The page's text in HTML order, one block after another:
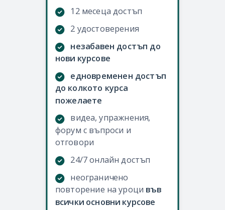
12 месеца достъп
2 удостоверения
незабавен достъп до
нови курсове
едновременен достъп
до колкото курса
пожелаете
видеа, упражнения,
форум с въпроси и
отговори
24/7 онлайн достъп
неограничено
повторение на уроци във
всички основни курсове